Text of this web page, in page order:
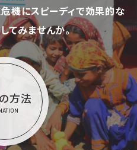
機にスピーディで効果的な
てみませんか。
方法